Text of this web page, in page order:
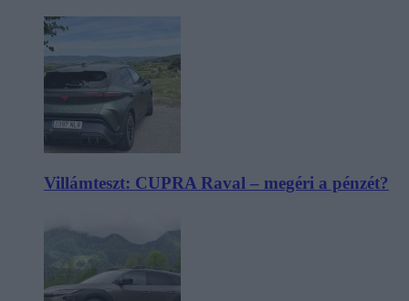
Villámteszt: CUPRA Raval – megéri a pénzét?